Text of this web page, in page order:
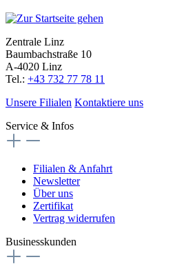
Zentrale Linz
Baumbachstraße 10
A-4020 Linz
Tel.: +43 732 77 78 11
Unsere Filialen Kontaktiere uns
Service & Infos
Filialen & Anfahrt
Newsletter
Über uns
Zertifikat
Vertrag widerrufen
Businesskunden